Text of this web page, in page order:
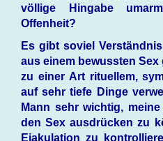
völlige Hingabe
Offenheit?
Es gibt soviel
aus einem bewussten
zu einer Art rituellem,
auf sehr tiefe Dinge
Mann sehr wichtig,
den Sex ausdrücken zu
Ejakulation zu